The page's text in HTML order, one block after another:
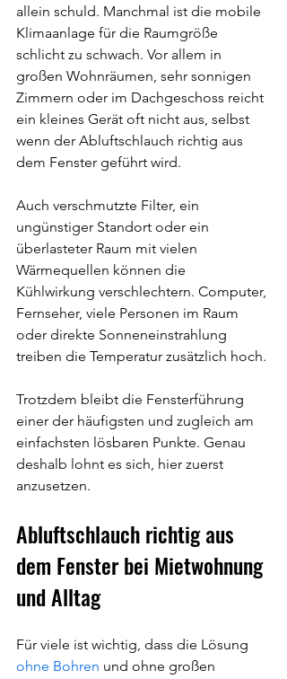
allein schuld. Manchmal ist die mobile
Klimaanlage für die Raumgröße
schlicht zu schwach. Vor allem in
großen Wohnräumen, sehr sonnigen
Zimmern oder im Dachgeschoss reicht
ein kleines Gerät oft nicht aus, selbst
wenn der Abluftschlauch richtig aus
dem Fenster geführt wird.
Auch verschmutzte Filter, ein
ungünstiger Standort oder ein
überlasteter Raum mit vielen
Wärmequellen können die
Kühlwirkung verschlechtern. Computer,
Fernseher, viele Personen im Raum
oder direkte Sonneneinstrahlung
treiben die Temperatur zusätzlich hoch.
Trotzdem bleibt die Fensterführung
einer der häufigsten und zugleich am
einfachsten lösbaren Punkte. Genau
deshalb lohnt es sich, hier zuerst
anzusetzen.
Abluftschlauch richtig aus
dem Fenster bei Mietwohnung
und Alltag
Für viele ist wichtig, dass die Lösung
ohne Bohren und ohne großen